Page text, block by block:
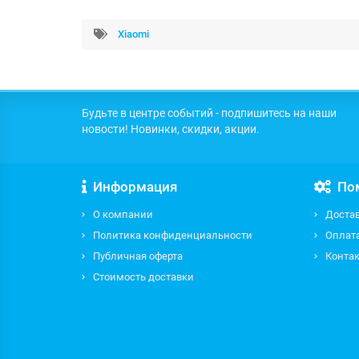
Xiaomi
Будьте в центре событий - подпишитесь на наши
новости! Новинки, скидки, акции.
Информация
О компании
Политика конфиденциальности
Публичная оферта
Стоимость доставки